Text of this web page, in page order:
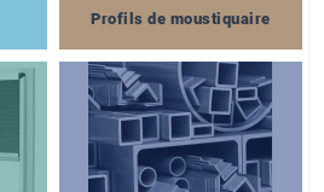
Profils de moustiquaire